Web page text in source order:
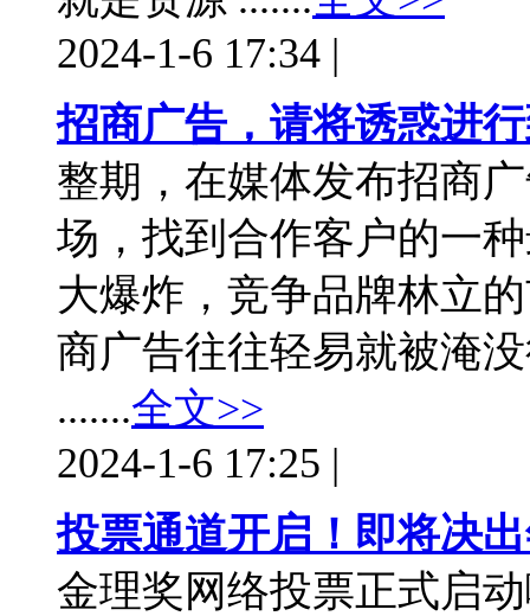
2024-1-6 17:34 |
招商广告，请将诱惑进
整期，在媒体发布招商
场，找到合作客户的一
大爆炸，竞争品牌林立
商广告往往轻易就被淹
.......全文>>
2024-1-6 17:25 |
投票通道开启！即将决
金理奖网络投票正式启